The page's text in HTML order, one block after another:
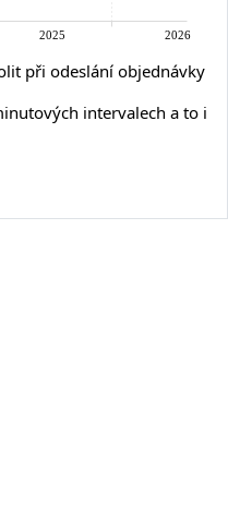
při odeslání objednávky
intervalech a to i